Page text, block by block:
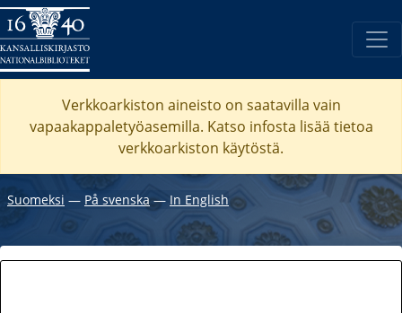
Verkkoarkiston aineisto on saatavilla vain
vapaakappaletyöasemilla. Katso infosta lisää tietoa
verkkoarkiston käytöstä.
Suomeksi ― På svenska― In English